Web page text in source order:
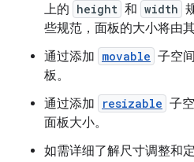
上的 height 和 width
些规范，面板的大小将由
通过添加 movable 子空
板。
通过添加
resizable 子
面板大小。
如需详细了解尺寸调整和